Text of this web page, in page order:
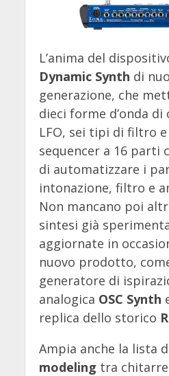
L’anima del
Dynamic Synth di
generazione, che
dieci forme d’onda
LFO, sei tipi di filtro
sequencer a 16 parti
di automatizzare i
intonazione, filtro e
Non mancano poi
sintesi già
aggiornate in
nuovo prodotto,
generatore di
analogica OSC Synth
replica dello storico
Ampia anche la lista
modeling tra